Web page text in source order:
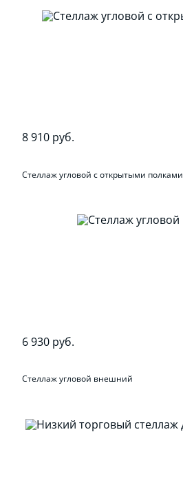
8 910 руб.
Стеллаж угловой с открытыми полками
6 930 руб.
Стеллаж угловой внешний